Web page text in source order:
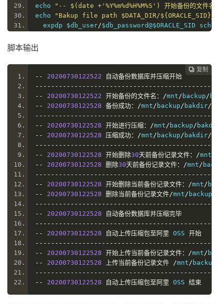
echo
"-- $(date +'%Y%m%d%H%M%S') 开始备份的文件
echo
"Bakup file path $DATA_DIR/
  expdp $db_user
/$db_password@$ORACLE_SID
echo
  cd $DATA_DIR
&& tar -czvf ${ORACLE_SID}_${
echo "-- $(date +'%Y%m%d%H%M%S') 压缩成功：
echo "-- $(date +'%Y%m%d%H%M%S') 开始删除30天前
  rm
-rf $DATA_DIR /${ORACLE_SID}_${DEL_TIME }*
echo
echo "-- $(date +'%Y%m%d%H%M%S') 开始删除当前备
echo "-- $(date +'%Y%m%d%H%M%S') 删除当前备份记
echo
echo
echo "-- $(date +'%Y%m%d%H%M%S') 自动上传压缩包
echo "-- $(date +'%Y%m%d%H%M%S') 开始上传当前备
  rm
-rf $DATA_DIR /${ORACLE_SID}_${ BAKUP_TIME
echo
echo "-- $(date +'%Y%m%d%H%M%S') 自动上传压缩包
echo " " >> $DATA_DIR/BAK_LOG.txt;
脚本输出
 复制
 复制
 复制
--
20200730122522
自动备份数据库并压缩开始
--
20200730122522 开始备份的文件名：/mnt / backup /
--
20200730122528 备份成功：/mnt / backup / bakdir/
--
20200730122528 开始进行压缩：/mnt / backup /
--
20200730122528 压缩成功：/mnt / backup / bakdir/
--
20200730122528 开始删除30天前备份记录文件：/mnt
--
20200730122528 删除30天前备份记录文件：/mnt /
--
20200730122528 开始删除当前备份记录文件：/mnt /
--
20200730122528 删除当前备份记录文件/mnt / backup
--
20200730122528
自动备份数据库并压缩完毕
--
20200730122528 自动上传压缩包至阿里 OSS 开始
--
20200730122528 开始上传当前备份记录文件：/mnt /
--
20200730122528 上传当前备份记录文件 /mnt / backup
--
20200730122528 自动上传压缩包至阿里 OSS 结束